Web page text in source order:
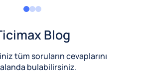
Blog
tüm soruların cevaplarını
bulabilirsiniz.